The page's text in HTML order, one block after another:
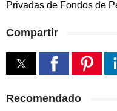
Privadas de Fondos de
Compartir
Recomendado